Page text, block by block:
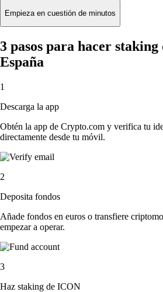
Empieza en cuestión de minutos
3 pasos para hacer
España
1
Descarga la app
Obtén la app de Crypto.com y verifica tu
directamente desde tu móvil.
2
Deposita fondos
Añade fondos en euros o transfiere
empezar a operar.
3
Haz staking de ICON